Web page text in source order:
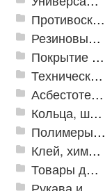
Противоскользящая защита для лестниц, профили, ленты
Резиновые и ПВХ дорожки
Покрытие из резиновой крошки
Техническая резина
Асбестотехнические и теплоизоляционные материалы
Кольца, шайбы, манжеты
Полимеры и пластики
Клей, химия, сопутствующие товары
Товары для дома